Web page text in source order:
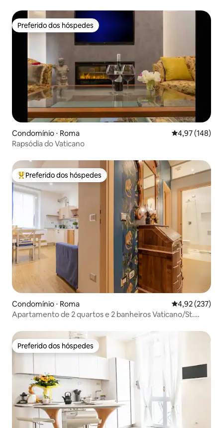
Preferido dos hóspedes
Preferido dos hóspedes
Condomínio ⋅ Roma 4,97 de uma
4,97 (148)
Rapsódia do Vaticano
Entre os melhores preferidos dos hóspedes
Preferido dos hóspedes
Condomínio ⋅ Roma 4,92 de uma
4,92 (237)
Apartamento de 2 quartos e 2 banheiros Vaticano/St.
Preferido dos hóspedes
Preferido dos hóspedes